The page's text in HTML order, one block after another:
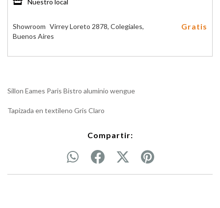
Showroom Virrey Loreto 2878, Colegiales,
Buenos Aires
Gratis
Sillon Eames Paris Bistro aluminio wengue
Tapizada en textileno Gris Claro
Compartir: